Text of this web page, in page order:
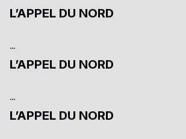
L’APPEL DU NORD
…
L’APPEL DU NORD
…
L’APPEL DU NORD